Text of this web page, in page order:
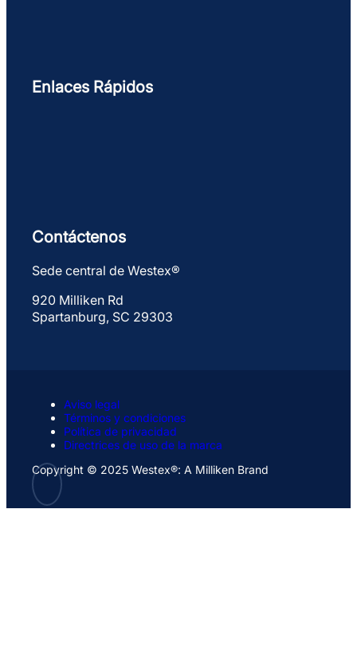
Enlaces Rápidos
Contáctenos
Sede central de Westex®
920 Milliken Rd
Spartanburg, SC 29303
Aviso legal
Términos y condiciones
Política de privacidad
Directrices de uso de la marca
Copyright © 2025 Westex®: A Milliken Brand